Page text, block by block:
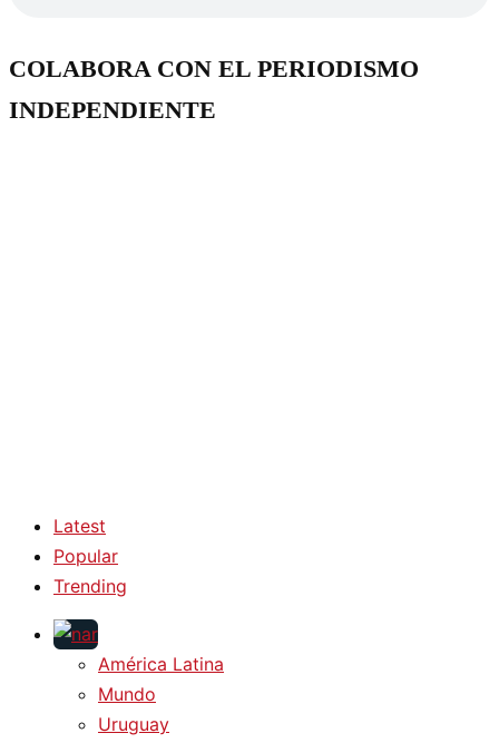
COLABORA CON EL PERIODISMO
INDEPENDIENTE
Latest
Popular
Trending
América Latina
Mundo
Uruguay